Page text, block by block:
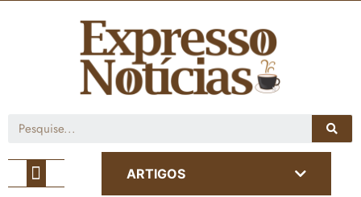
ARTIGOS